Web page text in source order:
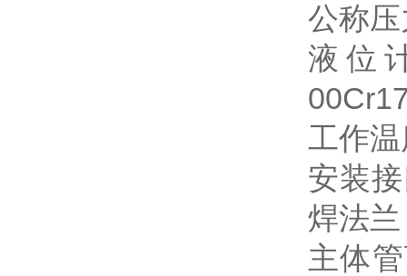
公称
液位
工作
安装
焊法兰
主体